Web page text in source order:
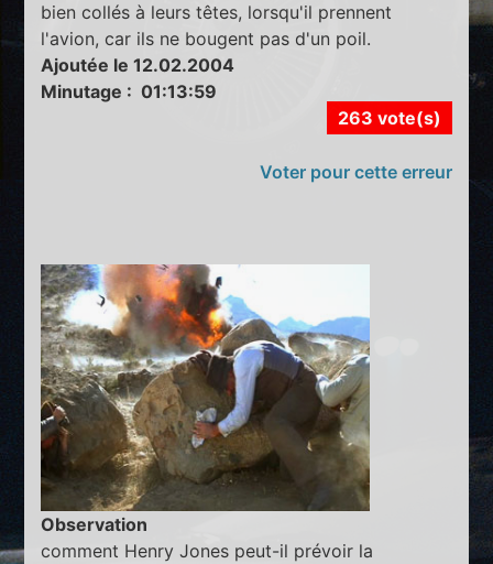
bien collés à leurs têtes, lorsqu'il prennent
l'avion, car ils ne bougent pas d'un poil.
Ajoutée le 12.02.2004
Minutage : 01:13:59
263 vote(s)
Voter pour cette erreur
Observation
comment Henry Jones peut-il prévoir la